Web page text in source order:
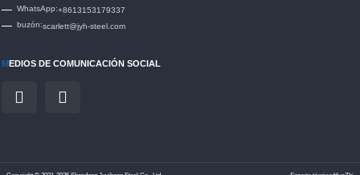
WhatsApp:+8613153179337
buzón:scarlett@jyh-steel.com
M EDIOS DE COMUNICACIÓN SOCIAL